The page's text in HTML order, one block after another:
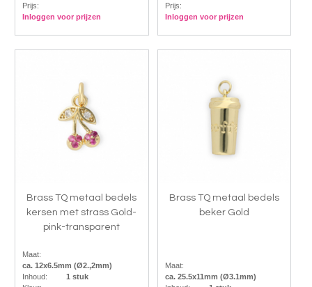
Prijs:
Inloggen voor prijzen
Prijs:
Inloggen voor prijzen
Brass TQ metaal bedels
kersen met strass Gold-
pink-transparent
Maat:
ca. 12x6.5mm (Ø2.,2mm)
Inhoud:
1 stuk
Brass TQ metaal bedels
beker Gold
Maat:
ca. 25.5x11mm (Ø3.1mm)